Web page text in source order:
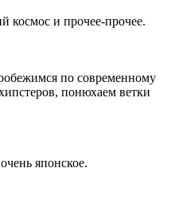
космос и прочее-прочее.
по современному
понюхаем ветки
японское.